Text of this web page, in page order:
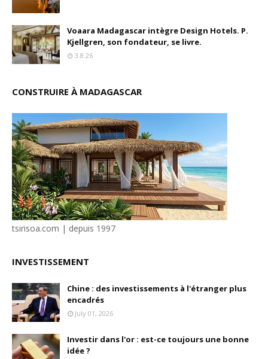
Voaara Madagascar intègre Design Hotels. P.
Kjellgren, son fondateur, se livre.
3.8.26
CONSTRUIRE À MADAGASCAR
tsirisoa.com | depuis 1997
INVESTISSEMENT
Chine : des investissements à l'étranger plus
encadrés
July 01, 2026
Investir dans l'or : est-ce toujours une bonne
idée ?